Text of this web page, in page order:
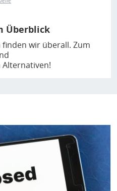
Überblick
finden wir überall. Zum